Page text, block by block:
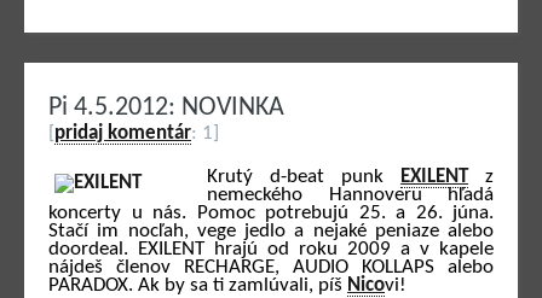
Pi 4.5.2012: NOVINKA
pridaj komentár: 1]
Krutý d-beat punk EXILENTz
nemeckého Hannoveru hľadá
koncerty u nás. Pomoc potrebujú 25. a 26. júna.
Stačí im nocľah, vege jedlo a nejaké peniaze alebo
doordeal. EXILENT hrajú od roku 2009 a v kapele
nájdeš členov RECHARGE, AUDIO KOLLAPS alebo
PARADOX. Ak by sa ti zamlúvali, píš Nicovi!